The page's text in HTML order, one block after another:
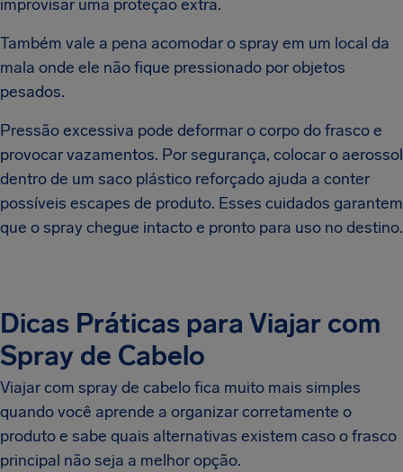
improvisar uma proteção extra.
Também vale a pena acomodar o spray em um local da
mala onde ele não fique pressionado por objetos
pesados.
Pressão excessiva pode deformar o corpo do frasco e
provocar vazamentos. Por segurança, colocar o aerossol
dentro de um saco plástico reforçado ajuda a conter
possíveis escapes de produto. Esses cuidados garantem
que o spray chegue intacto e pronto para uso no destino.
Dicas Práticas para Viajar com
Spray de Cabelo
Viajar com spray de cabelo fica muito mais simples
quando você aprende a organizar corretamente o
produto e sabe quais alternativas existem caso o frasco
principal não seja a melhor opção.